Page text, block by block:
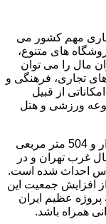
مهم کشور می
بر فروشگاه های متنوع،
مال را می توان
های تجاری، فرهنگی و
از قبیل
ورزشی و هتل
ایران مال که با مساحت یک میلیون و 669 هزار و 504 متر مربعی
غرب تهران و در
احداث شده است.
طرح های توسعه ای منطقه 22 که از افزایش جمعیت این
عظیم ایران